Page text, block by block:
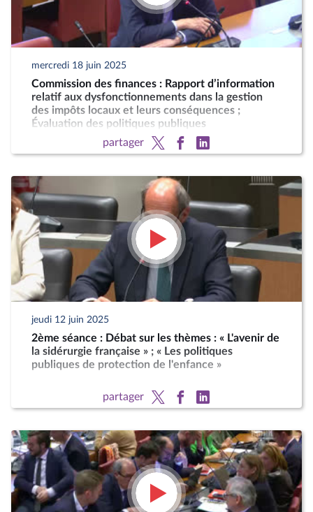
mercredi 18 juin 2025
Commission des finances : Rapport d’information
relatif aux dysfonctionnements dans la gestion
des impôts locaux et leurs conséquences ;
Évaluation des politiques publiques
partager
jeudi 12 juin 2025
2ème séance : Débat sur les thèmes : « L'avenir de
la sidérurgie française » ; « Les politiques
publiques de protection de l'enfance »
partager